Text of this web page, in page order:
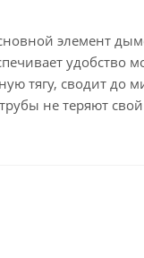
элемент
тягу, сводит до
не теряют